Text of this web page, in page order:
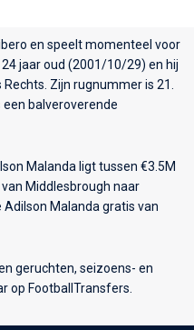
en speelt momenteel voor
24 jaar oud (2001/10/29) en hij
Zijn rugnummer is 21.
balveroverende
Malanda ligt tussen €3.5M
Middlesbrough naar
Malanda gratis van
geruchten, seizoens- en
op FootballTransfers.